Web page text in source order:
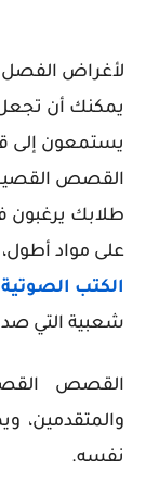
لأغراض الفصل
يمكنك أن
يستمعون
القصص
طلابك يرغبون
على مواد
الكتب الصوتية
شعبية التي
القصص
والمتقدمين،
نفسه.